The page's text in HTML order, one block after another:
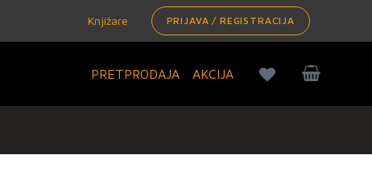
Knjižare PRIJAVA / REGISTRACIJA
PRETPRODAJA AKCIJA